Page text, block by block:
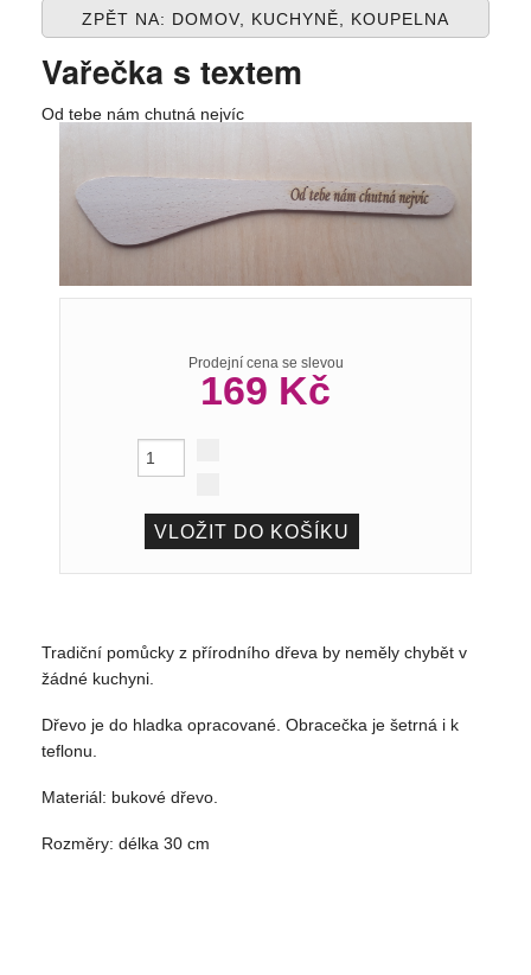
Obchodní podmínky
Kontakt
ZPĚT NA: DOMOV, KUCHYNĚ, KOUPELNA
Vařečka s textem
Od tebe nám chutná nejvíc
Prodejní cena se slevou
169 Kč
Tradiční pomůcky z přírodního dřeva by neměly chybět v
žádné kuchyni.
Dřevo je do hladka opracované. Obracečka je šetrná i k
teflonu.
Materiál: bukové dřevo.
Rozměry: délka 30 cm